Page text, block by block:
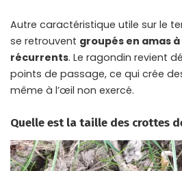
Autre caractéristique utile sur le
se retrouvent groupés en amas
récurrents. Le ragondin revient
points de passage, ce qui crée
même à l’œil non exercé.
Quelle est la taille des crottes